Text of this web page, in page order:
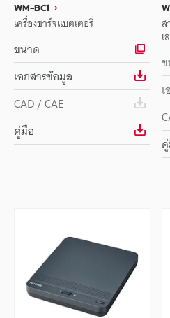
WM-BC1
เครื่องชาร์จแบตเตอรี่
ขนาด
เอกสารข้อมูล
CAD / CAE
คู่มือ
ส
เ